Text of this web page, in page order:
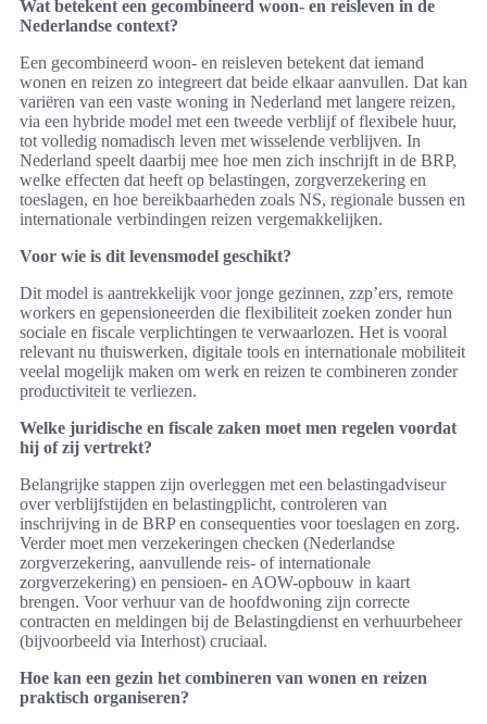
Wat betekent een gecombineerd woon- en reisleven in de
Nederlandse context?
Een gecombineerd woon- en reisleven betekent dat iemand
wonen en reizen zo integreert dat beide elkaar aanvullen. Dat kan
variëren van een vaste woning in Nederland met langere reizen,
via een hybride model met een tweede verblijf of flexibele huur,
tot volledig nomadisch leven met wisselende verblijven. In
Nederland speelt daarbij mee hoe men zich inschrijft in de BRP,
welke effecten dat heeft op belastingen, zorgverzekering en
toeslagen, en hoe bereikbaarheden zoals NS, regionale bussen en
internationale verbindingen reizen vergemakkelijken.
Voor wie is dit levensmodel geschikt?
Dit model is aantrekkelijk voor jonge gezinnen, zzp’ers, remote
workers en gepensioneerden die flexibiliteit zoeken zonder hun
sociale en fiscale verplichtingen te verwaarlozen. Het is vooral
relevant nu thuiswerken, digitale tools en internationale mobiliteit
veelal mogelijk maken om werk en reizen te combineren zonder
productiviteit te verliezen.
Welke juridische en fiscale zaken moet men regelen voordat
hij of zij vertrekt?
Belangrijke stappen zijn overleggen met een belastingadviseur
over verblijfstijden en belastingplicht, controleren van
inschrijving in de BRP en consequenties voor toeslagen en zorg.
Verder moet men verzekeringen checken (Nederlandse
zorgverzekering, aanvullende reis- of internationale
zorgverzekering) en pensioen- en AOW-opbouw in kaart
brengen. Voor verhuur van de hoofdwoning zijn correcte
contracten en meldingen bij de Belastingdienst en verhuurbeheer
(bijvoorbeeld via Interhost) cruciaal.
Hoe kan een gezin het combineren van wonen en reizen
praktisch organiseren?